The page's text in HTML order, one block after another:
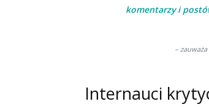
komentarzy i
–
Internauci